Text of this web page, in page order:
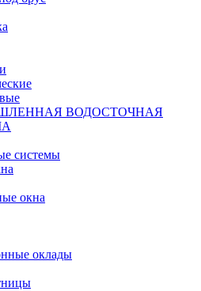
ВОДОСТОЧНАЯ
системы
окна
оклады